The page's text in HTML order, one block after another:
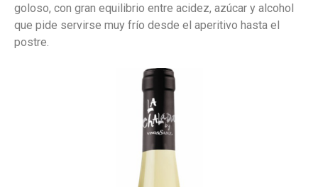
goloso, con gran equilibrio entre acidez, azúcar y alcohol
que pide servirse muy frío desde el aperitivo hasta el
postre.